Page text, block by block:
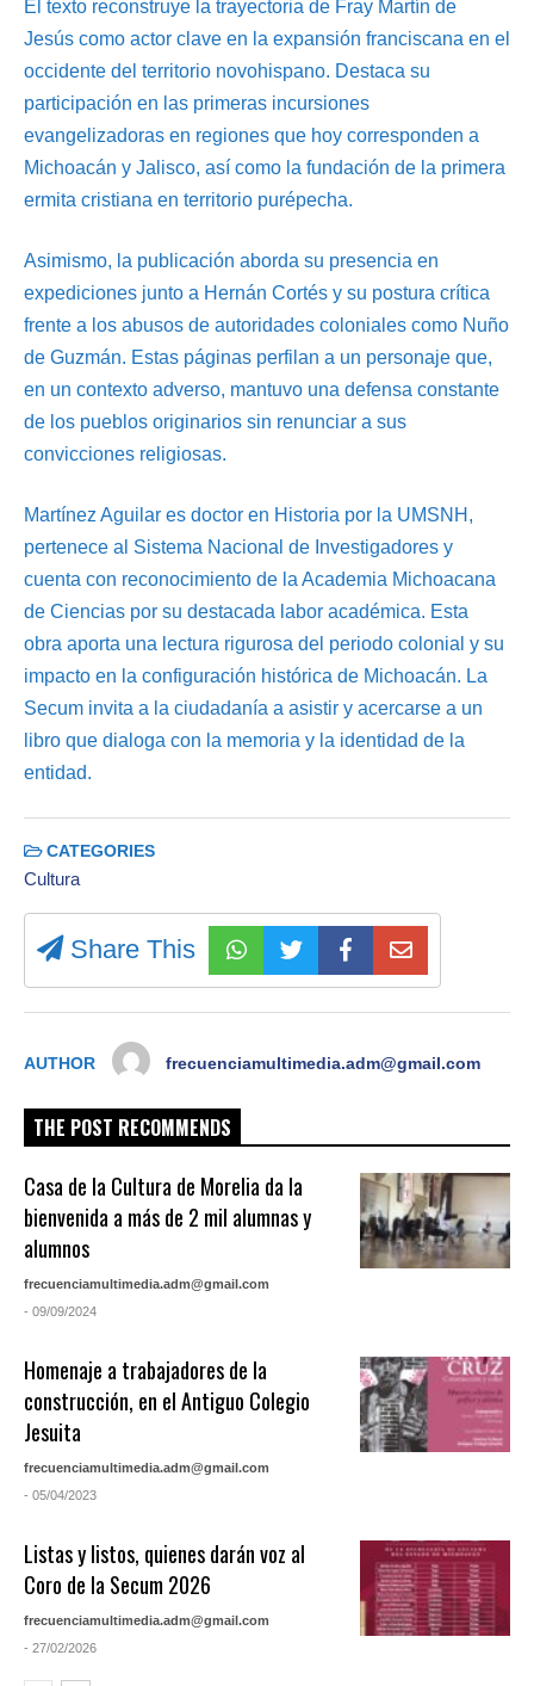
El texto reconstruye la trayectoria de Fray Martín de
Jesús como actor clave en la expansión franciscana en el
occidente del territorio novohispano. Destaca su
participación en las primeras incursiones
evangelizadoras en regiones que hoy corresponden a
Michoacán y Jalisco, así como la fundación de la primera
ermita cristiana en territorio purépecha.
Asimismo, la publicación aborda su presencia en
expediciones junto a Hernán Cortés y su postura crítica
frente a los abusos de autoridades coloniales como Nuño
de Guzmán. Estas páginas perfilan a un personaje que,
en un contexto adverso, mantuvo una defensa constante
de los pueblos originarios sin renunciar a sus
convicciones religiosas.
Martínez Aguilar es doctor en Historia por la UMSNH,
pertenece al Sistema Nacional de Investigadores y
cuenta con reconocimiento de la Academia Michoacana
de Ciencias por su destacada labor académica. Esta
obra aporta una lectura rigurosa del periodo colonial y su
impacto en la configuración histórica de Michoacán. La
Secum invita a la ciudadanía a asistir y acercarse a un
libro que dialoga con la memoria y la identidad de la
entidad.
CATEGORIES
Cultura
Share This
AUTHOR frecuenciamultimedia.adm@gmail.com
THE POST RECOMMENDS
Casa de la Cultura de Morelia da la
bienvenida a más de 2 mil alumnas y
alumnos
frecuenciamultimedia.adm@gmail.com
- 09/09/2024
Homenaje a trabajadores de la
construcción, en el Antiguo Colegio
Jesuita
frecuenciamultimedia.adm@gmail.com
- 05/04/2023
Listas y listos, quienes darán voz al
Coro de la Secum 2026
frecuenciamultimedia.adm@gmail.com
- 27/02/2026